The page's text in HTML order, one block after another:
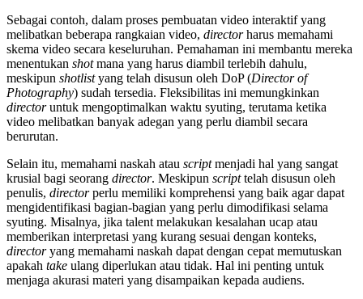
Sebagai contoh, dalam proses pembuatan video interaktif yang
melibatkan beberapa rangkaian video, directorharus memahami
skema video secara keseluruhan. Pemahaman ini membantu mereka
menentukan shotmana yang harus diambil terlebih dahulu,
meskipun shotlistyang telah disusun oleh DoP (Director of
Photography) sudah tersedia. Fleksibilitas ini memungkinkan
directoruntuk mengoptimalkan waktu syuting, terutama ketika
video melibatkan banyak adegan yang perlu diambil secara
berurutan.
Selain itu, memahami naskah atau scriptmenjadi hal yang sangat
krusial bagi seorang director. Meskipun scripttelah disusun oleh
penulis, directorperlu memiliki komprehensi yang baik agar dapat
mengidentifikasi bagian-bagian yang perlu dimodifikasi selama
syuting. Misalnya, jika talent melakukan kesalahan ucap atau
memberikan interpretasi yang kurang sesuai dengan konteks,
directoryang memahami naskah dapat dengan cepat memutuskan
apakah take ulang diperlukan atau tidak. Hal ini penting untuk
menjaga akurasi materi yang disampaikan kepada audiens.